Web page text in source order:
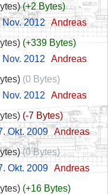
+2 Bytes
Nov. 2012‎ Andreas
+339 Bytes
Nov. 2012
Andreas
0 Bytes
Nov. 2012
Andreas
-7 Bytes
Okt. 2009‎ Andreas
0 Bytes
Okt. 2009‎ Andreas
+16 Bytes